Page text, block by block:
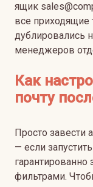
ящик
все приходящие
дублировались
менеджеров
Как
почту
Просто завести
— если
фильтрами.